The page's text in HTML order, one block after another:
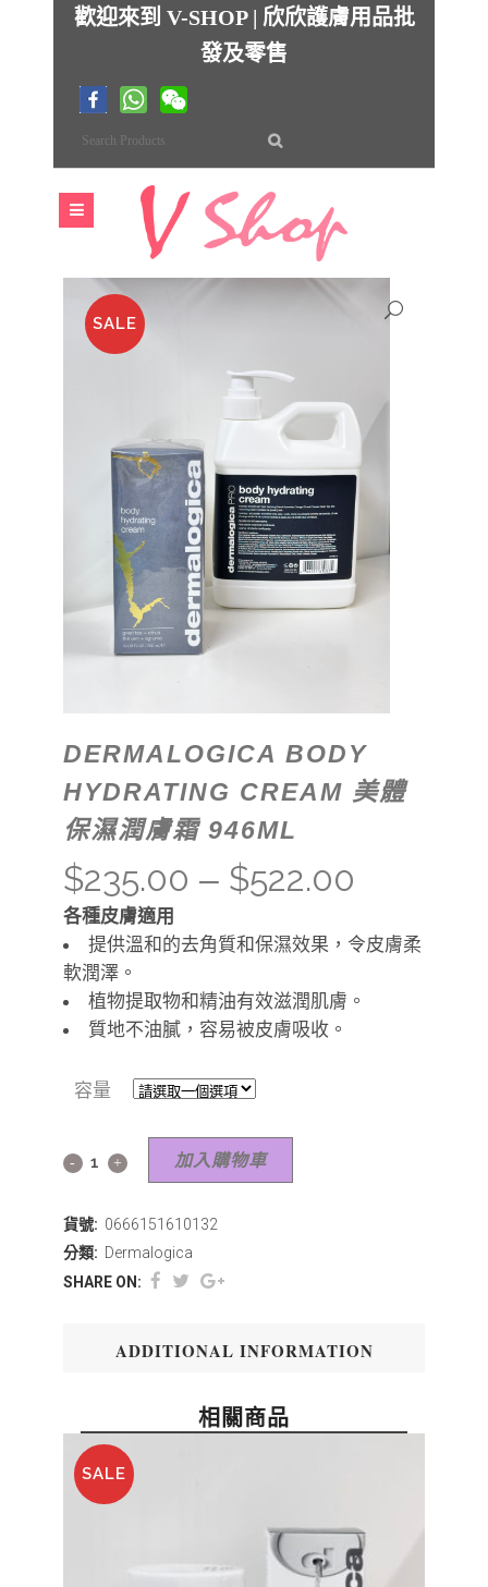
歡迎來到 V-SHOP | 欣欣護膚用品批
發及零售
SALE
DERMALOGICA BODY
HYDRATING CREAM 美體
保濕潤膚霜 946ML
$235.00 – $522.00
各種皮膚適用
提供溫和的去角質和保濕效果，令皮膚柔
軟潤澤。
植物提取物和精油有效滋潤肌膚。
質地不油膩，容易被皮膚吸收。
容量
加入購物車
貨號: 0666151610132
分類: Dermalogica
SHARE ON:
ADDITIONAL INFORMATION
相關商品
SALE